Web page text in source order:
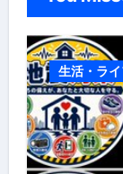
生活・ラ